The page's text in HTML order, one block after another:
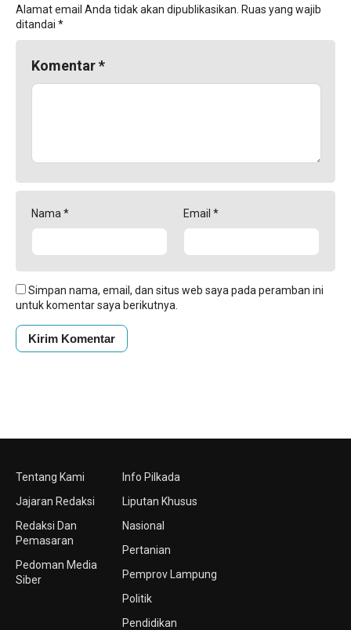
Alamat email Anda tidak akan dipublikasikan. Ruas yang wajib
ditandai *
Komentar*
Nama * Email *
Simpan nama, email, dan situs web saya pada peramban ini
untuk komentar saya berikutnya.
Tentang Kami
Jajaran Redaksi
Redaksi Dan
Pemasaran
Pedoman Media
Siber
Info Pilkada
Liputan Khusus
Nasional
Pertanian
Pemprov Lampung
Politik
Pendidikan